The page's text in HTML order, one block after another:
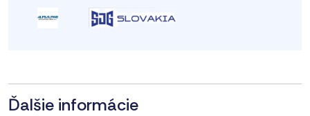
Ďalšie informácie